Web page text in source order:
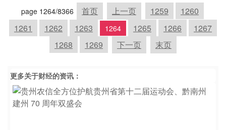
page 1264/8366 首页 上一页 1259
1260
1261
1262 1263 1264 1265 1266
1267
1268
1269 下一页 末页
更多关于财经的资讯：